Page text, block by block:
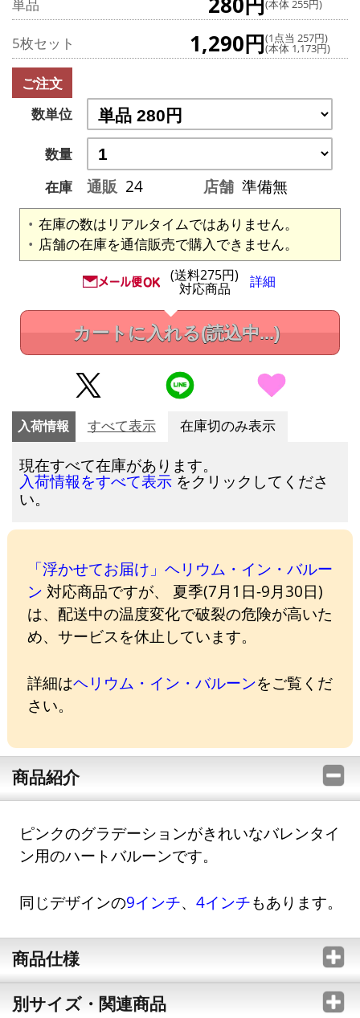
単品 (本体 255円)
5枚セット 1,290円(1点当 257円)
(本体 1,173円)
ご注文
数単位
数量
在庫
通販 24 店舗 準備無
在庫の数はリアルタイムではありません。
店舗の在庫を通信販売で購入できません。
(送料275円)
対応商品 詳細
カートに入れる(読込中...)
入荷情報 すべて表示 在庫切のみ表示
現在すべて在庫があります。
入荷情報をすべて表示 をクリックしてくださ
い。
「浮かせてお届け」ヘリウム・イン・バルー
ン 対応商品ですが、 夏季(7月1日-9月30日)
は、配送中の温度変化で破裂の危険が高いた
め、サービスを休止しています。
詳細はヘリウム・イン・バルーンをご覧くだ
さい。
商品紹介
ピンクのグラデーションがきれいなバレンタイ
ン用のハートバルーンです。
同じデザインの9インチ、4インチもあります。
商品仕様
別サイズ・関連商品